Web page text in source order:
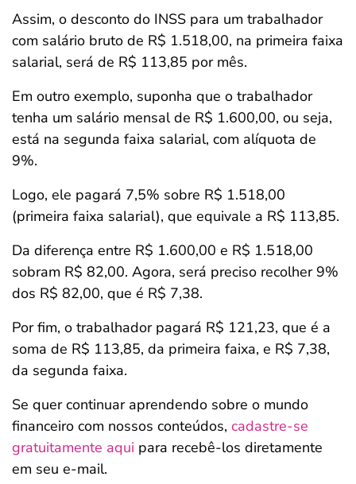
Assim, o desconto do INSS para um trabalhador
com salário bruto de R$ 1.518,00, na primeira faixa
salarial, será de R$ 113,85 por mês.
Em outro exemplo, suponha que o trabalhador
tenha um salário mensal de R$ 1.600,00, ou seja,
está na segunda faixa salarial, com alíquota de
9%.
Logo, ele pagará 7,5% sobre R$ 1.518,00
(primeira faixa salarial), que equivale a R$ 113,85.
Da diferença entre R$ 1.600,00 e R$ 1.518,00
sobram R$ 82,00. Agora, será preciso recolher 9%
dos R$ 82,00, que é R$ 7,38.
Por fim, o trabalhador pagará R$ 121,23, que é a
soma de R$ 113,85, da primeira faixa, e R$ 7,38,
da segunda faixa.
Se quer continuar aprendendo sobre o mundo
financeiro com nossos conteúdos, cadastre-se
gratuitamente aqui para recebê-los diretamente
em seu e-mail.